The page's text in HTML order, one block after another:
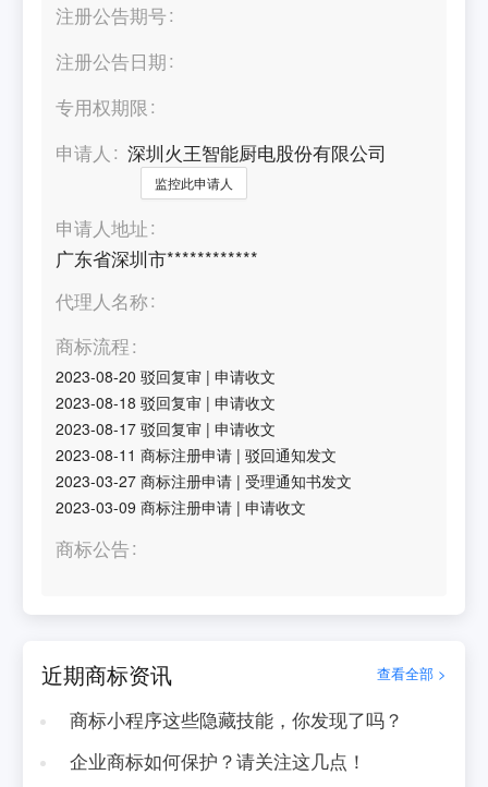
注册公告期号
注册公告日期
专用权期限
申请人
深圳火王智能厨电股份有限公司
监控此申请人
申请人地址
广东省深圳市************
代理人名称
商标流程
2023-08-20 驳回复审 |申请收文
2023-08-18 驳回复审 |申请收文
2023-08-17 驳回复审 |申请收文
2023-08-11 商标注册申请 |驳回通知发文
2023-03-27 商标注册申请 |受理通知书发文
2023-03-09 商标注册申请 |申请收文
商标公告
近期商标资讯 查看全部 >
商标小程序这些隐藏技能，你发现了吗？
企业商标如何保护？请关注这几点！